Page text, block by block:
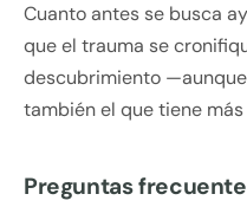
Cuanto antes se busca
que el trauma se
descubrimiento
también el que tiene
Preguntas